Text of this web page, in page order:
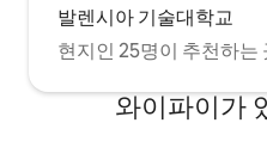
such as hairdryer, shampoo,
and hand soap. Clean, fresh bed linen
and bath towels are also
high speed Internet
make it possible for you to
connected or get some
발렌시아 기술대학교
현지인 25명이 추천하는
와이파이가